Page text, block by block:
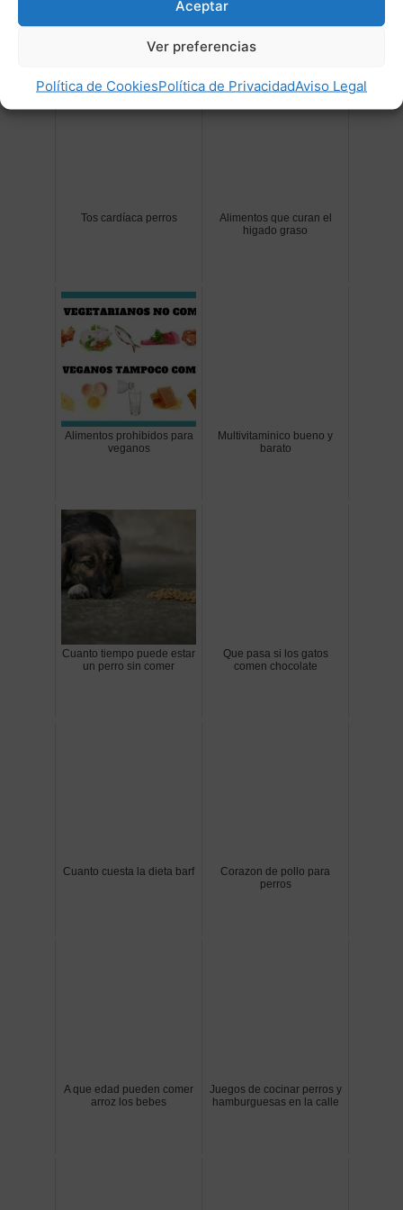
Aceptar
Ver preferencias
Política de CookiesPolítica de PrivacidadAviso Legal
Post Relacionados:
Tos cardíaca perros
Alimentos que curan el
higado graso
Alimentos prohibidos para
veganos
Multivitaminico bueno y
barato
Cuanto tiempo puede estar
un perro sin comer
Que pasa si los gatos
comen chocolate
Cuanto cuesta la dieta barf
Corazon de pollo para
perros
A que edad pueden comer
arroz los bebes
Juegos de cocinar perros y
hamburguesas en la calle